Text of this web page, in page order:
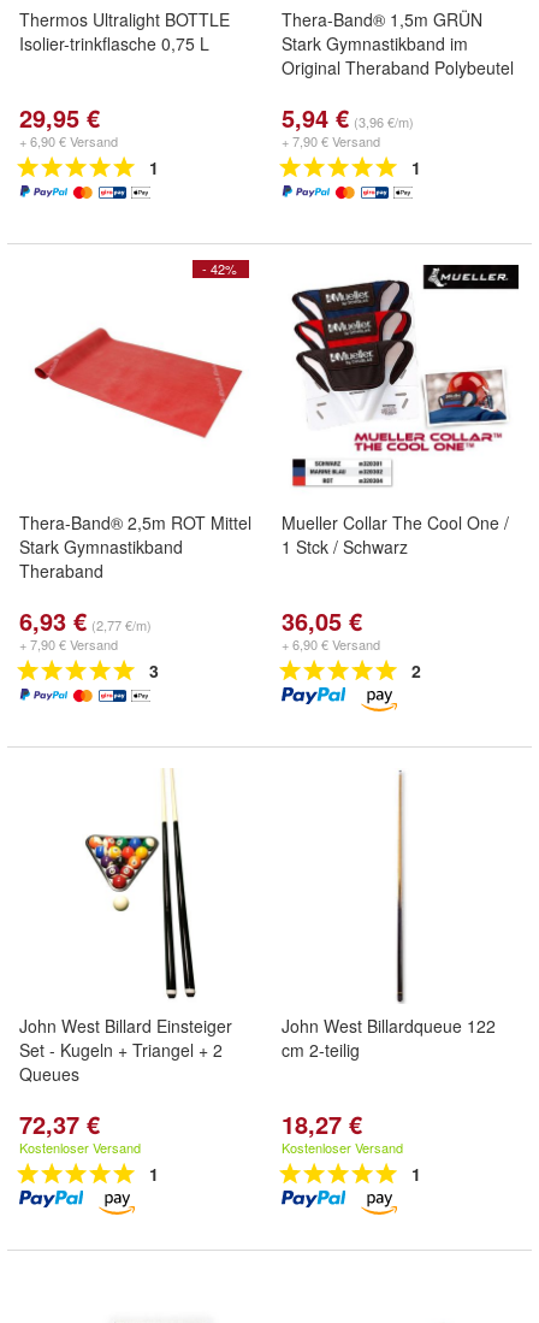
Thermos Ultralight BOTTLE
Isolier-trinkflasche 0,75 L
29,95 €
+ 6,90 € Versand
1
Thera-Band® 1,5m GRÜN
Stark Gymnastikband im
Original Theraband Polybeutel
5,94 € (3,96 €/m)
+ 7,90 € Versand
1
- 42%
Thera-Band® 2,5m ROT Mittel
Stark Gymnastikband
Theraband
6,93 € (2,77 €/m)
+ 7,90 € Versand
3
Mueller Collar The Cool One /
1 Stck / Schwarz
36,05 €
+ 6,90 € Versand
2
John West Billard Einsteiger
Set - Kugeln + Triangel + 2
Queues
72,37 €
Kostenloser Versand
1
John West Billardqueue 122
cm 2-teilig
18,27 €
Kostenloser Versand
1